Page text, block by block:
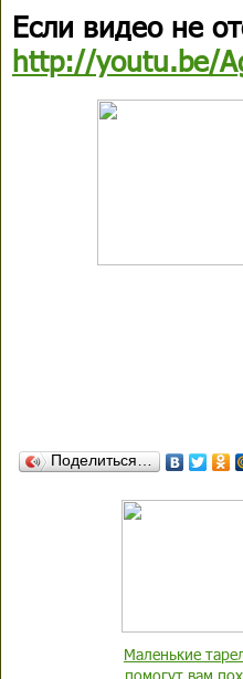
Если видео не
http://youtu.be/
Поделиться…
Маленькие